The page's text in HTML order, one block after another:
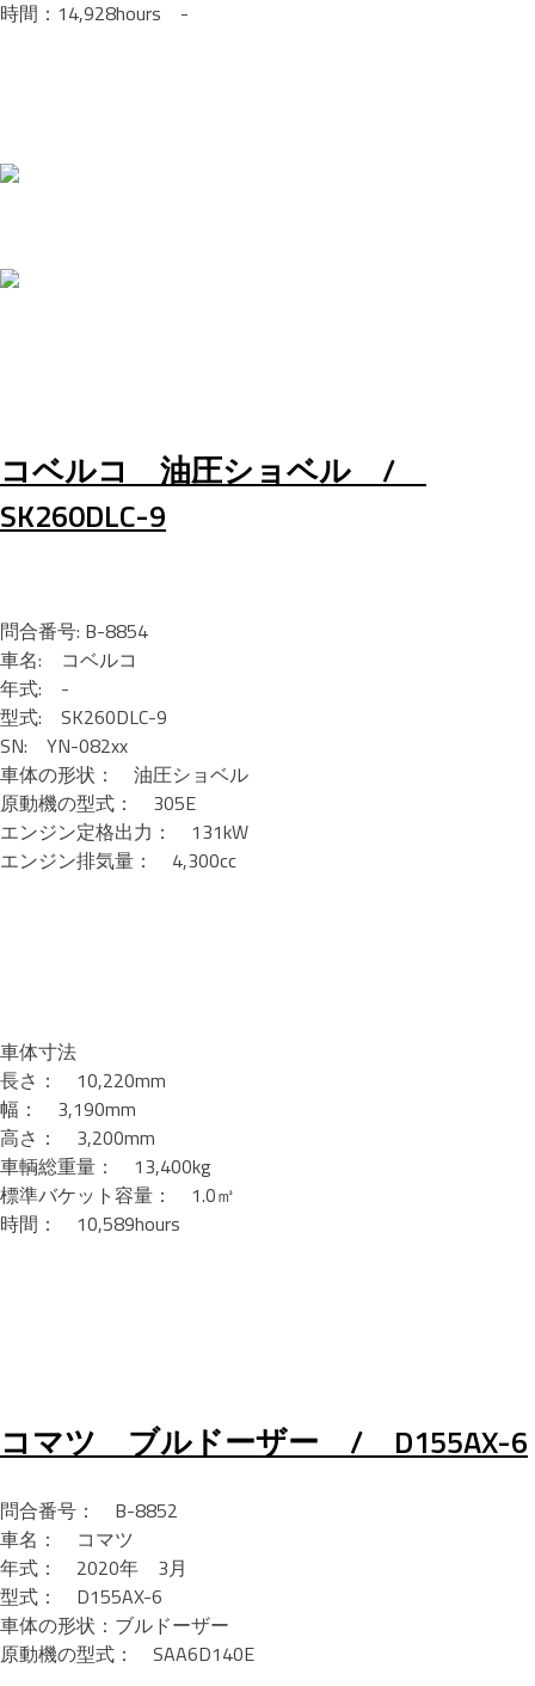
時間：14,928hours -
コベルコ 油圧ショベル /
SK260DLC-9
問合番号: B-8854
車名: コベルコ
年式: -
型式: SK260DLC-9
SN: YN-082xx
車体の形状： 油圧ショベル
原動機の型式： 305E
エンジン定格出力： 131kW
エンジン排気量： 4,300cc
車体寸法
長さ： 10,220mm
幅： 3,190mm
高さ： 3,200mm
車輌総重量： 13,400kg
標準バケット容量： 1.0㎥
時間： 10,589hours
コマツ ブルドーザー / D155AX-6
問合番号： B-8852
車名： コマツ
年式： 2020年 3月
型式： D155AX-6
車体の形状：ブルドーザー
原動機の型式： SAA6D140E